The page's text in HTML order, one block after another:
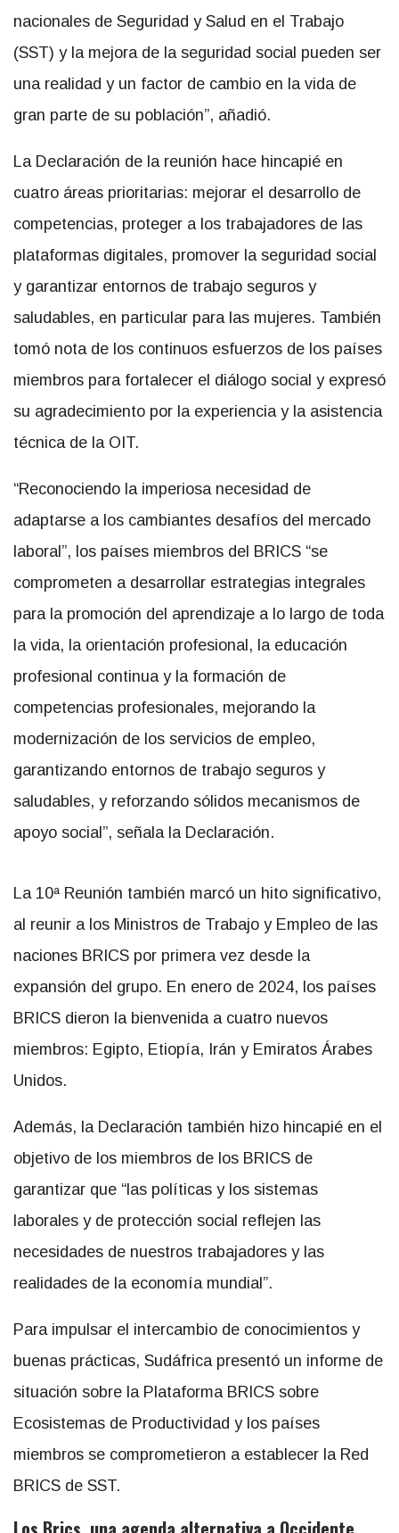
nacionales de Seguridad y Salud en el Trabajo
(SST) y la mejora de la seguridad social pueden ser
una realidad y un factor de cambio en la vida de
gran parte de su población”, añadió.
La Declaración de la reunión hace hincapié en
cuatro áreas prioritarias: mejorar el desarrollo de
competencias, proteger a los trabajadores de las
plataformas digitales, promover la seguridad social
y garantizar entornos de trabajo seguros y
saludables, en particular para las mujeres. También
tomó nota de los continuos esfuerzos de los países
miembros para fortalecer el diálogo social y expresó
su agradecimiento por la experiencia y la asistencia
técnica de la OIT.
“Reconociendo la imperiosa necesidad de
adaptarse a los cambiantes desafíos del mercado
laboral”, los países miembros del BRICS “se
comprometen a desarrollar estrategias integrales
para la promoción del aprendizaje a lo largo de toda
la vida, la orientación profesional, la educación
profesional continua y la formación de
competencias profesionales, mejorando la
modernización de los servicios de empleo,
garantizando entornos de trabajo seguros y
saludables, y reforzando sólidos mecanismos de
apoyo social”, señala la Declaración.
La 10ª Reunión también marcó un hito significativo,
al reunir a los Ministros de Trabajo y Empleo de las
naciones BRICS por primera vez desde la
expansión del grupo. En enero de 2024, los países
BRICS dieron la bienvenida a cuatro nuevos
miembros: Egipto, Etiopía, Irán y Emiratos Árabes
Unidos.
Además, la Declaración también hizo hincapié en el
objetivo de los miembros de los BRICS de
garantizar que “las políticas y los sistemas
laborales y de protección social reflejen las
necesidades de nuestros trabajadores y las
realidades de la economía mundial”.
Para impulsar el intercambio de conocimientos y
buenas prácticas, Sudáfrica presentó un informe de
situación sobre la Plataforma BRICS sobre
Ecosistemas de Productividad y los países
miembros se comprometieron a establecer la Red
BRICS de SST.